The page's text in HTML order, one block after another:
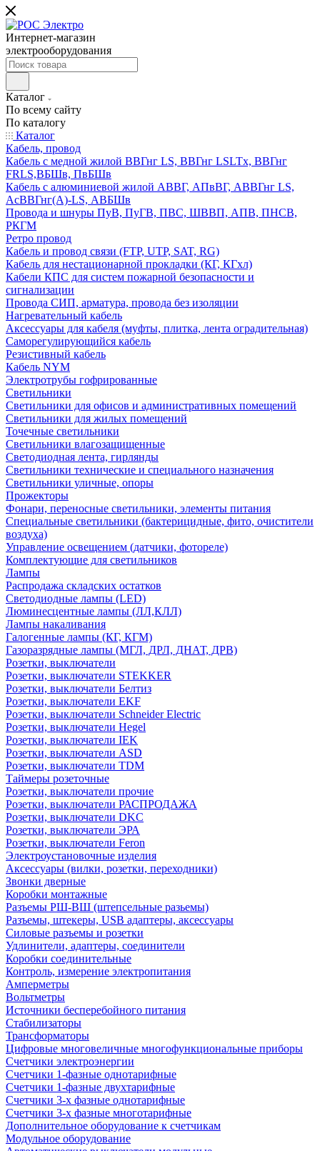
Интернет-магазин
электрооборудования
Каталог
По всему сайту
По каталогу
Каталог
Кабель, провод
Кабель с медной жилой ВВГнг LS, ВВГнг LSLTx, ВВГнг
FRLS,ВБШв, ПвБШв
Кабель с алюминиевой жилой АВВГ, АПвВГ, АВВГнг LS,
АсВВГнг(А)-LS, АВБШв
Провода и шнуры ПуВ, ПуГВ, ПВС, ШВВП, АПВ, ПНСВ,
РКГМ
Ретро провод
Кабель и провод связи (FTP, UTP, SAT, RG)
Кабель для нестационарной прокладки (КГ, КГхл)
Кабели КПС для систем пожарной безопасности и
сигнализации
Провода СИП, арматура, провода без изоляции
Нагревательный кабель
Аксессуары для кабеля (муфты, плитка, лента оградительная)
Саморегулирующийся кабель
Резистивный кабель
Кабель NYM
Электротрубы гофрированные
Светильники
Светильники для офисов и административных помещений
Светильники для жилых помещений
Точечные светильники
Светильники влагозащищенные
Светодиодная лента, гирлянды
Светильники технические и специального назначения
Светильники уличные, опоры
Прожекторы
Фонари, переносные светильники, элементы питания
Специальные светильники (бактерицидные, фито, очистители
воздуха)
Управление освещением (датчики, фотореле)
Комплектующие для светильников
Лампы
Распродажа складских остатков
Светодиодные лампы (LED)
Люминесцентные лампы (ЛЛ,КЛЛ)
Лампы накаливания
Галогенные лампы (КГ, КГМ)
Газоразрядные лампы (МГЛ, ДРЛ, ДНАТ, ДРВ)
Розетки, выключатели
Розетки, выключатели STEKKER
Розетки, выключатели Белтиз
Розетки, выключатели EKF
Розетки, выключатели Schneider Electric
Розетки, выключатели Hegel
Розетки, выключатели IEK
Розетки, выключатели ASD
Розетки, выключатели TDM
Таймеры розеточные
Розетки, выключатели прочие
Розетки, выключатели РАСПРОДАЖА
Розетки, выключатели DKC
Розетки, выключатели ЭРА
Розетки, выключатели Feron
Электроустановочные изделия
Аксессуары (вилки, розетки, переходники)
Звонки дверные
Коробки монтажные
Разъемы РШ-ВШ (штепсельные разьемы)
Разъемы, штекеры, USB адаптеры, аксессуары
Силовые разъемы и розетки
Удлинители, адаптеры, соединители
Коробки соединительные
Контроль, измерение электропитания
Амперметры
Вольтметры
Источники бесперебойного питания
Стабилизаторы
Трансформаторы
Цифровые многовеличные многофункциональные приборы
Счетчики электроэнергии
Счетчики 1-фазные однотарифные
Счетчики 1-фазные двухтарифные
Счетчики 3-х фазные однотарифные
Счетчики 3-х фазные многотарифные
Дополнительное оборудование к счетчикам
Модульное оборудование